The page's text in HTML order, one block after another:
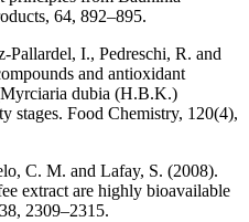
64, 892–895.
Pallardel, I., Pedreschi, R. and
and antioxidant
dubia (H.B.K.)
stages. Food Chemistry, 120(4),
C. M. and Lafay, S. (2008).
extract are highly bioavailable
2309–2315.